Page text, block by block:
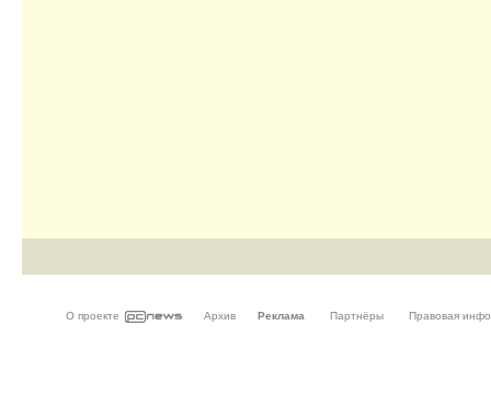
О проекте Архив Реклама Партнёры Правовая